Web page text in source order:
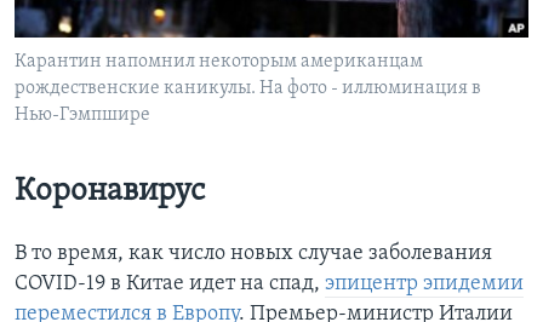
Learning English
СОЦИАЛЬНЫЕ СЕТИ
Карантин напомнил некоторым американцам
рождественские каникулы. На фото - иллюминация в
Нью-Гэмпшире
Коронавирус
В то время, как число новых случае заболевания
COVID-19 в Китае идет на спад, эпицентр эпидемии
переместился в Европу. Премьер-министр Италии